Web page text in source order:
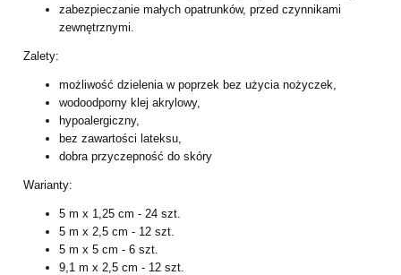
zabezpieczanie małych opatrunków, przed czynnikami
zewnętrznymi.
Zalety:
możliwość dzielenia w poprzek bez użycia nożyczek,
wodoodporny klej akrylowy,
hypoalergiczny,
bez zawartości lateksu,
dobra przyczepność do skóry
Warianty:
5 m x 1,25 cm - 24 szt.
5 m x 2,5 cm - 12 szt.
5 m x 5 cm - 6 szt.
9,1 m x 2,5 cm - 12 szt.